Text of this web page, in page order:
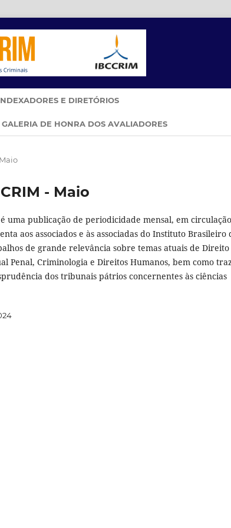
E DIRETÓRIOS
GALERIA DE HONRA DOS AVALIADORES
- Maio
é uma publicação de periodicidade mensal, em circulação
aos associados e às associadas do Instituto Brasileiro
de grande relevância sobre temas atuais de Direito
Penal, Criminologia e Direitos Humanos, bem como
dos tribunais pátrios concernentes às ciências